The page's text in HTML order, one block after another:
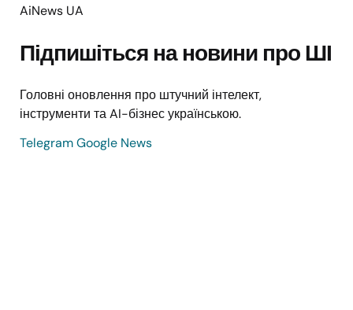
AiNews UA
Підпишіться на новини про ШІ
Головні оновлення про штучний інтелект,
інструменти та AI-бізнес українською.
TelegramGoogle News